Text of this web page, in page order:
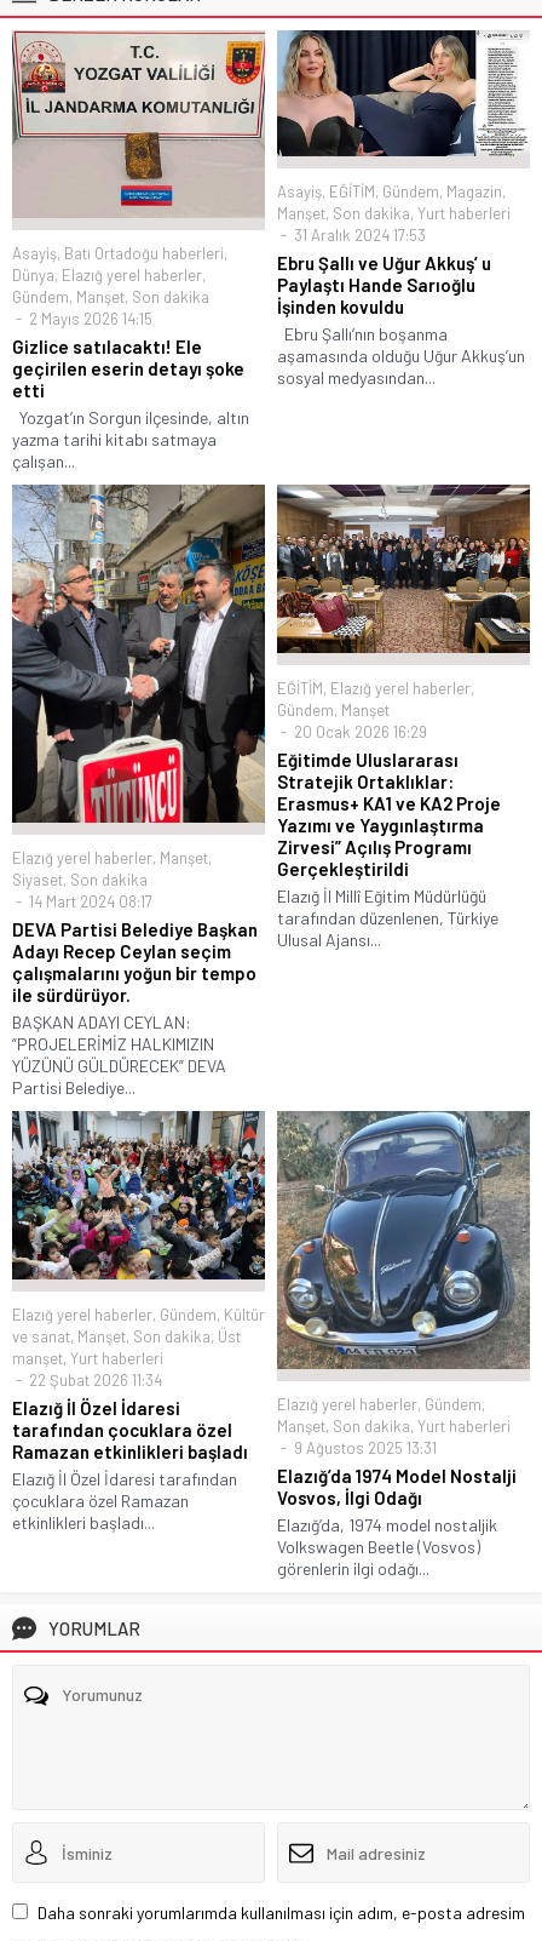
Asayiş, Batı Ortadoğu haberleri,
Dünya, Elazığ yerel haberler,
Gündem, Manşet, Son dakika
2 Mayıs 2026 14:15
Gizlice satılacaktı! Ele
geçirilen eserin detayı şoke
etti
Yozgat’ın Sorgun ilçesinde, altın
yazma tarihi kitabı satmaya
çalışan...
Asayiş, EĞİTİM, Gündem, Magazin,
Manşet, Son dakika, Yurt haberleri
31 Aralık 2024 17:53
Ebru Şallı ve Uğur Akkuş’ u
Paylaştı Hande Sarıoğlu
İşinden kovuldu
Ebru Şallı’nın boşanma
aşamasında olduğu Uğur Akkuş’un
sosyal medyasından...
Elazığ yerel haberler, Manşet,
Siyaset, Son dakika
14 Mart 2024 08:17
DEVA Partisi Belediye Başkan
Adayı Recep Ceylan seçim
çalışmalarını yoğun bir tempo
ile sürdürüyor.
BAŞKAN ADAYI CEYLAN:
”PROJELERİMİZ HALKIMIZIN
YÜZÜNÜ GÜLDÜRECEK” DEVA
Partisi Belediye...
EĞİTİM, Elazığ yerel haberler,
Gündem, Manşet
20 Ocak 2026 16:29
Eğitimde Uluslararası
Stratejik Ortaklıklar:
Erasmus+ KA1 ve KA2 Proje
Yazımı ve Yaygınlaştırma
Zirvesi” Açılış Programı
Gerçekleştirildi
Elazığ İl Millî Eğitim Müdürlüğü
tarafından düzenlenen, Türkiye
Ulusal Ajansı...
Elazığ yerel haberler, Gündem, Kültür
ve sanat, Manşet, Son dakika, Üst
manşet, Yurt haberleri
22 Şubat 2026 11:34
Elazığ İl Özel İdaresi
tarafından çocuklara özel
Ramazan etkinlikleri başladı
Elazığ İl Özel İdaresi tarafından
çocuklara özel Ramazan
etkinlikleri başladı...
Elazığ yerel haberler, Gündem,
Manşet, Son dakika, Yurt haberleri
9 Ağustos 2025 13:31
Elazığ’da 1974 Model Nostalji
Vosvos, İlgi Odağı
Elazığ’da, 1974 model nostaljik
Volkswagen Beetle (Vosvos)
görenlerin ilgi odağı...
YORUMLAR
Daha sonraki yorumlarımda kullanılması için adım, e-posta adresim